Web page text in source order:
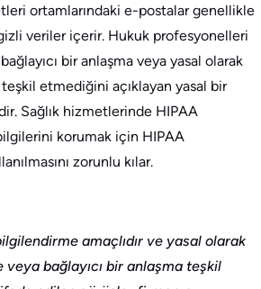
ortamlarındaki e-postalar genellikle
veriler içerir. Hukuk profesyonelleri
bir anlaşma veya yasal olarak
teşkil etmediğini açıklayan yasal bir
Sağlık hizmetlerinde HIPAA
korumak için HIPAA
zorunlu kılar.
amaçlıdır ve yasal olarak
veya bağlayıcı bir anlaşma teşkil